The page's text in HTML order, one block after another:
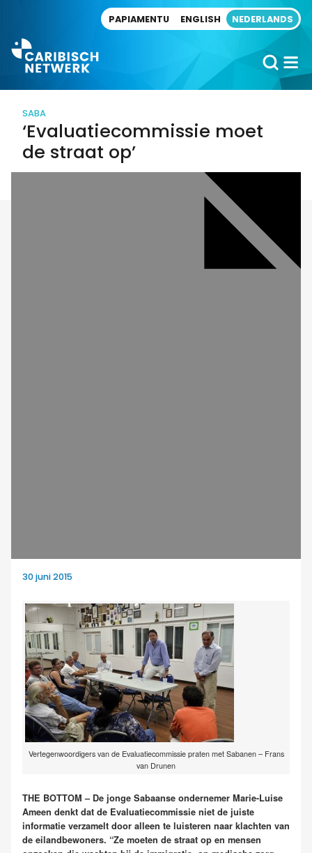
PAPIAMENTU ENGLISH NEDERLANDS
SABA
‘Evaluatiecommissie moet
de straat op’
30 juni 2015
Vertegenwoordigers van de Evaluatiecommissie praten met Sabanen – Frans
van Drunen
THE BOTTOM – De jonge Sabaanse ondernemer Marie-Luise
Ameen denkt dat de Evaluatiecommissie niet de juiste
informatie verzamelt door alleen te luisteren naar klachten van
de eilandbewoners. “Ze moeten de straat op en mensen